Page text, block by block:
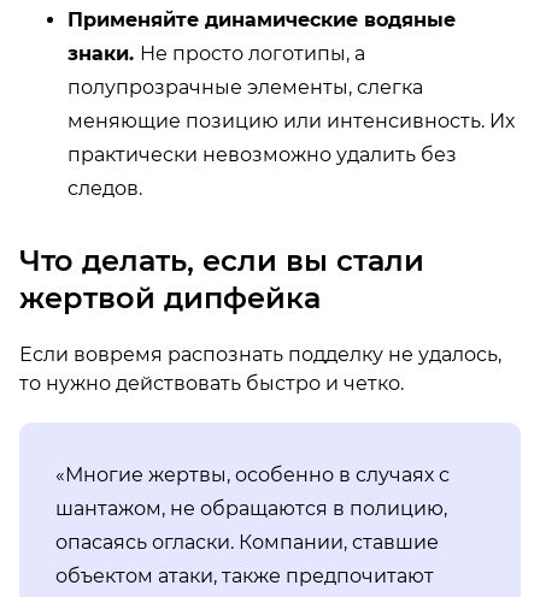
Применяйте динамические водяные
знаки. Не просто логотипы, а
полупрозрачные элементы, слегка
меняющие позицию или интенсивность. Их
практически невозможно удалить без
следов.
Что делать, если вы стали
жертвой дипфейка
Если вовремя распознать подделку не удалось,
то нужно действовать быстро и четко.
«Многие жертвы, особенно в случаях с
шантажом, не обращаются в полицию,
опасаясь огласки. Компании, ставшие
объектом атаки, также предпочитают